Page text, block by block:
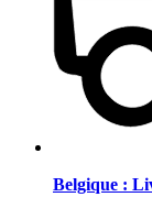
Belgique :